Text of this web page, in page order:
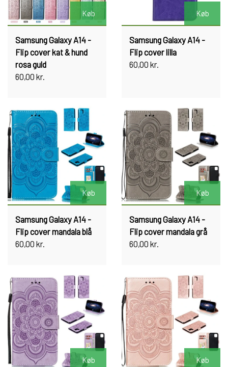
Køb
Samsung Galaxy A14 -
Flip cover kat & hund
rosa guld
60,00 kr.
Køb
Samsung Galaxy A14 -
Flip cover lilla
60,00 kr.
Køb
Samsung Galaxy A14 -
Flip cover mandala blå
60,00 kr.
Køb
Samsung Galaxy A14 -
Flip cover mandala grå
60,00 kr.
Køb Køb